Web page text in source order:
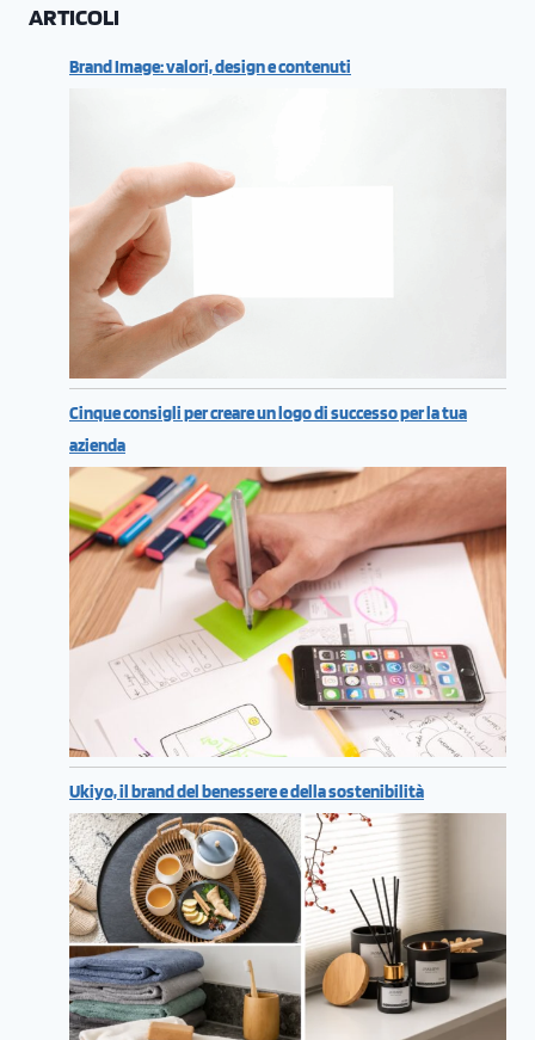
ARTICOLI
Brand Image: valori, design e contenuti
Cinque consigli per creare un logo di successo per la tua
azienda
Ukiyo, il brand del benessere e della sostenibilità